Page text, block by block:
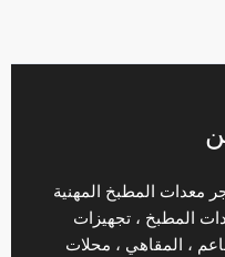
معدات المطبخ المهنية
المطبخ ، تجهيزات
، المقاهي ، محلات